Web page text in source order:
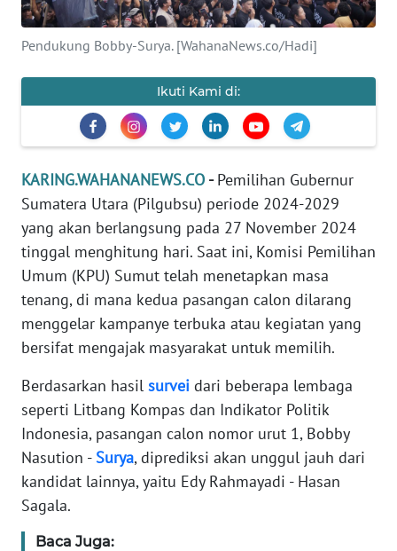
Pendukung Bobby-Surya. [WahanaNews.co/Hadi]
Ikuti Kami di:
KARING.WAHANANEWS.CO -Pemilihan Gubernur
Sumatera Utara (Pilgubsu) periode 2024-2029
yang akan berlangsung pada 27 November 2024
tinggal menghitung hari. Saat ini, Komisi Pemilihan
Umum (KPU) Sumut telah menetapkan masa
tenang, di mana kedua pasangan calon dilarang
menggelar kampanye terbuka atau kegiatan yang
bersifat mengajak masyarakat untuk memilih.
Berdasarkan hasil survei dari beberapa lembaga
seperti Litbang Kompas dan Indikator Politik
Indonesia, pasangan calon nomor urut 1, Bobby
Nasution - Surya, diprediksi akan unggul jauh dari
kandidat lainnya, yaitu Edy Rahmayadi - Hasan
Sagala.
Baca Juga:
KAMI
IKLAN
PEDOMAN
MEDIA
SIBER
REDAKSI
KARIR
Wahana
News
WN
SUMUT